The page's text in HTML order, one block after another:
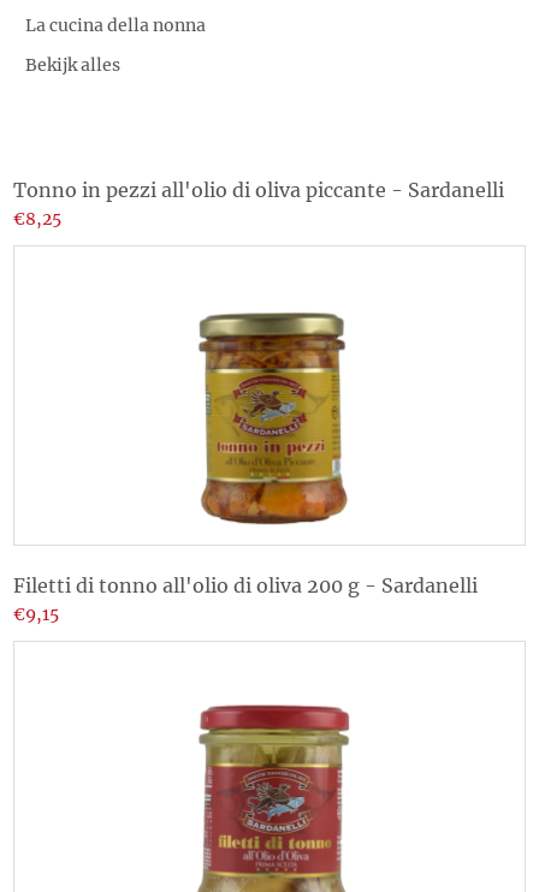
La cucina della nonna
Bekijk alles
Tonno in pezzi all'olio di oliva piccante - Sardanelli
€8,25
Filetti di tonno all'olio di oliva 200 g - Sardanelli
€9,15